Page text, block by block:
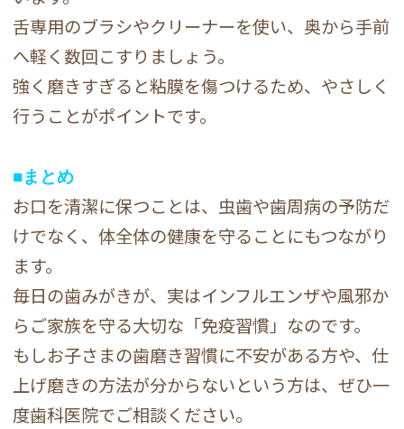
舌専用のブラシやクリーナーを使い、奥から手前
へ軽く数回こすりましょう。
強く磨きすぎると粘膜を傷つけるため、やさしく
行うことがポイントです。
■まとめ
お口を清潔に保つことは、虫歯や歯周病の予防だ
けでなく、体全体の健康を守ることにもつながり
ます。
毎日の歯みがきが、実はインフルエンザや風邪か
らご家族を守る大切な「免疫習慣」なのです。
もしお子さまの歯磨き習慣に不安がある方や、仕
上げ磨きの方法が分からないという方は、ぜひ一
度歯科医院でご相談ください。